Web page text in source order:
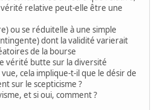
relative peut-elle être une
ou se réduitelle à une simple
dont la validité varierait
de la bourse
vérité butte sur la diversité
cela implique-t-il que le désir de
sur le scepticisme ?
et si oui, comment ?